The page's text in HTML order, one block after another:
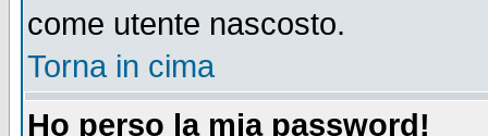
come utente nascosto.
Torna in cima
Ho perso la mia password!